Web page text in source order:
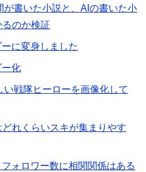
が書いた小説と、AIの書いた小
のか検証
に変身しました
化
い戦隊ヒーローを画像化して
れくらいスキが集まりやす
ォロワー数に相関関係はある